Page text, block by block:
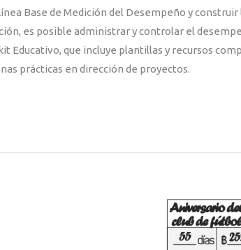
Base de Medición del Desempeño y
es posible administrar y controlar el
Educativo, que incluye plantillas y recursos
prácticas en dirección de proyectos.